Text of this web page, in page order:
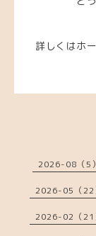
詳しくはホ
2026-08（5）
2026-05（22
2026-02（21